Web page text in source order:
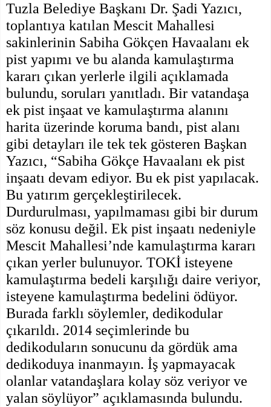
Tuzla Belediye Başkanı Dr. Şadi Yazıcı,
toplantıya katılan Mescit Mahallesi
sakinlerinin Sabiha Gökçen Havaalanı ek
pist yapımı ve bu alanda kamulaştırma
kararı çıkan yerlerle ilgili açıklamada
bulundu, soruları yanıtladı. Bir vatandaşa
ek pist inşaat ve kamulaştırma alanını
harita üzerinde koruma bandı, pist alanı
gibi detayları ile tek tek gösteren Başkan
Yazıcı, “Sabiha Gökçe Havaalanı ek pist
inşaatı devam ediyor. Bu ek pist yapılacak.
Bu yatırım gerçekleştirilecek.
Durdurulması, yapılmaması gibi bir durum
söz konusu değil. Ek pist inşaatı nedeniyle
Mescit Mahallesi’nde kamulaştırma kararı
çıkan yerler bulunuyor. TOKİ isteyene
kamulaştırma bedeli karşılığı daire veriyor,
isteyene kamulaştırma bedelini ödüyor.
Burada farklı söylemler, dedikodular
çıkarıldı. 2014 seçimlerinde bu
dedikoduların sonucunu da gördük ama
dedikoduya inanmayın. İş yapmayacak
olanlar vatandaşlara kolay söz veriyor ve
yalan söylüyor” açıklamasında bulundu.